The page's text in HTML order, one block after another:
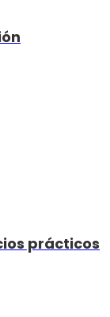
prácticos